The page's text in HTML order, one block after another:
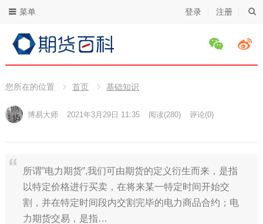
登录 注册
菜单
您所在的位置 首页 基础知识
博易大师 2021年3月29日 11:35 阅读(280) 评论(0)
所谓”电力期货”,我们可由期货的定义衍生而来，是指
以特定价格进行买卖，在将来某一特定时间开始交
割，并在特定时间段内交割完毕的电力商品合约；电
力期货交易，是指…